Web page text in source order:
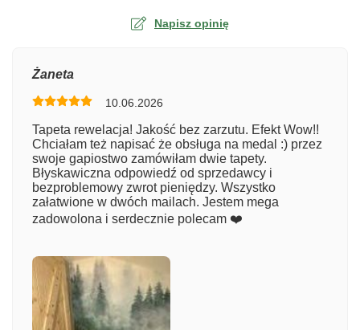
Napisz opinię
Numer zamówienia
Imię
Żaneta
10.06.2026
Tapeta rewelacja! Jakość bez zarzutu. Efekt Wow!!
Chciałam też napisać że obsługa na medal :) przez
swoje gapiostwo zamówiłam dwie tapety.
Błyskawiczna odpowiedź od sprzedawcy i
bezproblemowy zwrot pieniędzy. Wszystko
załatwione w dwóch mailach. Jestem mega
zadowolona i serdecznie polecam ❤️